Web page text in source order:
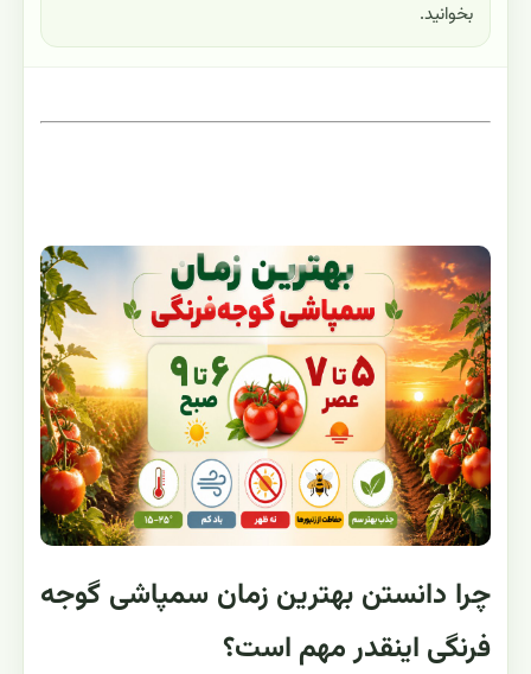
بخوانید.
چرا دانستن بهترین زمان سمپاشی گوجه
فرنگی اینقدر مهم است؟